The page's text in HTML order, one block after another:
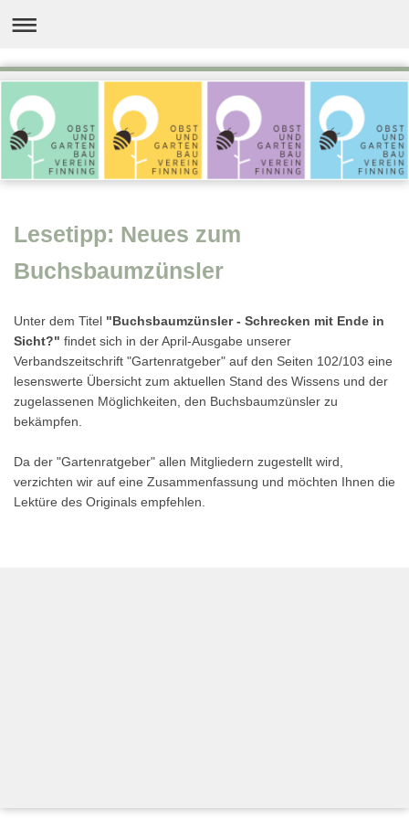
Lesetipp: Neues zum
Buchsbaumzünsler
Unter dem Titel "Buchsbaumzünsler - Schrecken mit Ende in
Sicht?" findet sich in der April-Ausgabe unserer
Verbandszeitschrift "Gartenratgeber" auf den Seiten 102/103 eine
lesenswerte Übersicht zum aktuellen Stand des Wissens und der
zugelassenen Möglichkeiten, den Buchsbaumzünsler zu
bekämpfen.
Da der "Gartenratgeber" allen Mitgliedern zugestellt wird,
verzichten wir auf eine Zusammenfassung und möchten Ihnen die
Lektüre des Originals empfehlen.